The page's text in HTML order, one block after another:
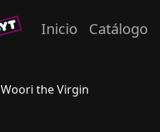
Inicio Catálogo
Woori the Virgin